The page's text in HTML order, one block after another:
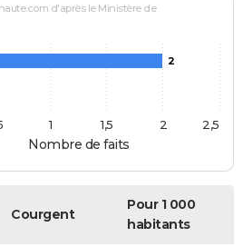
Nombre de faits
d'après le Ministère de
2
1 1,5 2 2,5
Courgent
Pour 1 000
habitants